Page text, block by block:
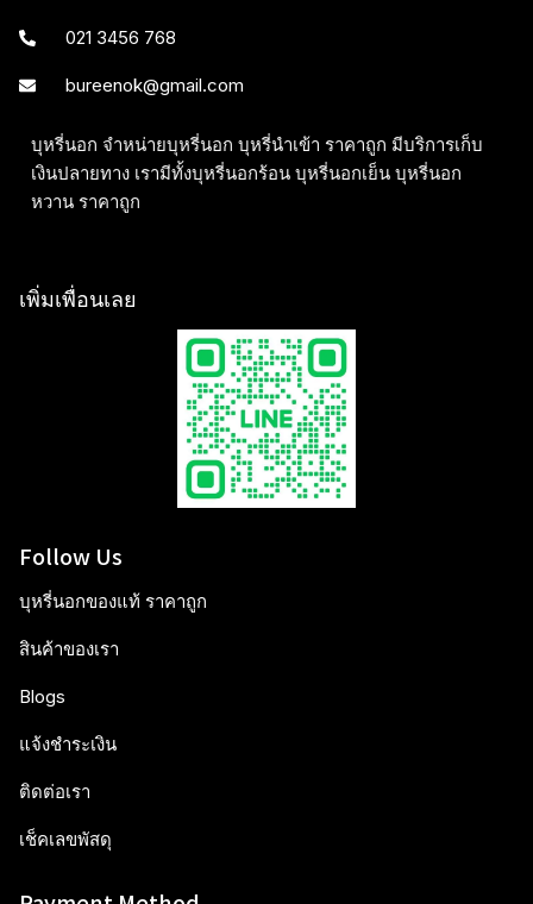
021 3456 768
bureenok@gmail.com
บุหรี่นอก จำหน่ายบุหรี่นอก บุหรี่นำเข้า ราคาถูก มีบริการเก็บ
เงินปลายทาง เรามีทั้งบุหรี่นอกร้อน บุหรี่นอกเย็น บุหรี่นอก
หวาน ราคาถูก
เพิ่มเพื่อนเลย
Follow Us
บุหรี่นอกของแท้ ราคาถูก
สินค้าของเรา
Blogs
แจ้งชำระเงิน
ติดต่อเรา
เช็คเลขพัสดุ